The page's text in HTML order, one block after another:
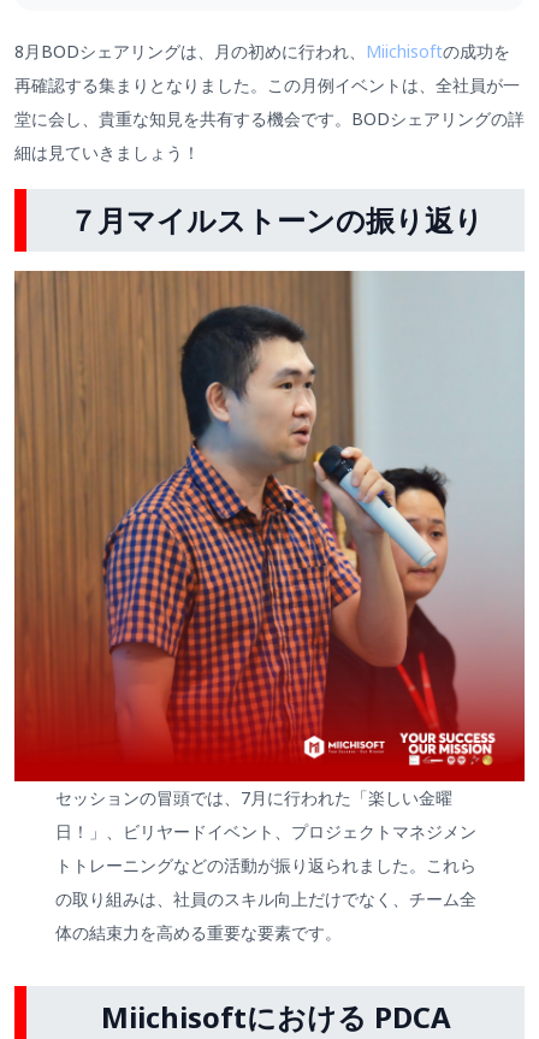
8月BODシェアリングは、月の初めに行われ、 Miichisoftの成功を
再確認する集まりとなりました。この月例イベントは、全社員が一
堂に会し、貴重な知見を共有する機会です。BODシェアリングの詳
細は見ていきましょう！
７月マイルストーンの振り返り
セッションの冒頭では、7月に行われた「楽しい金曜
日！」、ビリヤードイベント、プロジェクトマネジメン
トトレーニングなどの活動が振り返られました。これら
の取り組みは、社員のスキル向上だけでなく、チーム全
体の結束力を高める重要な要素です。
Miichisoftにおける PDCA